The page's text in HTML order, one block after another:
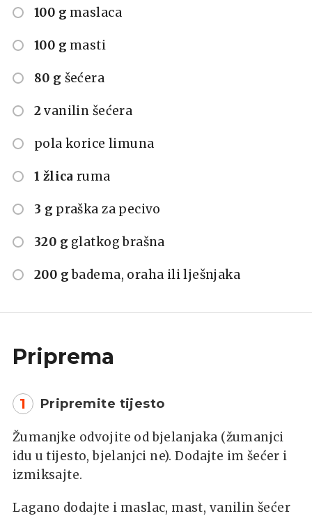
100 g maslaca
100 g masti
80 g šećera
2 vanilin šećera
pola korice limuna
1 žlica ruma
3 g praška za pecivo
320 g glatkog brašna
200 g badema, oraha ili lješnjaka
Priprema
1 Pripremite tijesto
Žumanjke odvojite od bjelanjaka (žumanjci
idu u tijesto, bjelanjci ne). Dodajte im šećer i
izmiksajte.
Lagano dodajte i maslac, mast, vanilin šećer